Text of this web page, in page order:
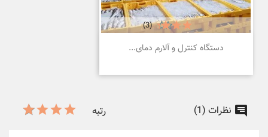
دستگاه کنترل و آلارم دمای...
(3)
نظرات (1) رتبه